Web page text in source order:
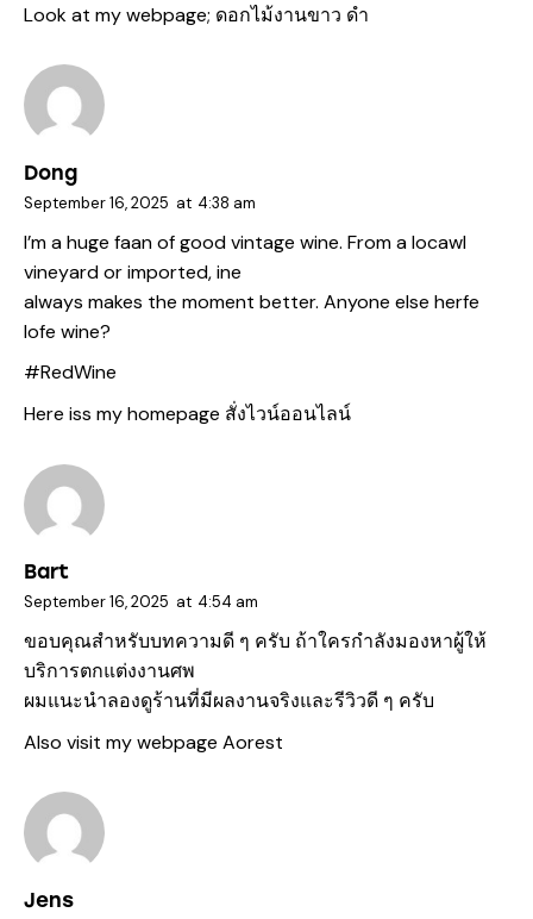
Look at my webpage; ดอกไม้งานขาว ดํา
Dong
September 16, 2025 at 4:38 am
I’m a huge faan of good vintage wine. From a locawl
vineyard or imported, ine
always makes the moment better. Anyone else herfe
lofe wine?
#RedWine
Here iss my homepage สั่งไวน์ออนไลน์
Bart
September 16, 2025 at 4:54 am
ขอบคุณสำหรับบทความดี ๆ ครับ ถ้าใครกำลังมองหาผู้ให้
บริการตกแต่งงานศพ
ผมแนะนำลองดูร้านที่มีผลงานจริงและรีวิวดี ๆ ครับ
Also visit my webpage Aorest
Jens